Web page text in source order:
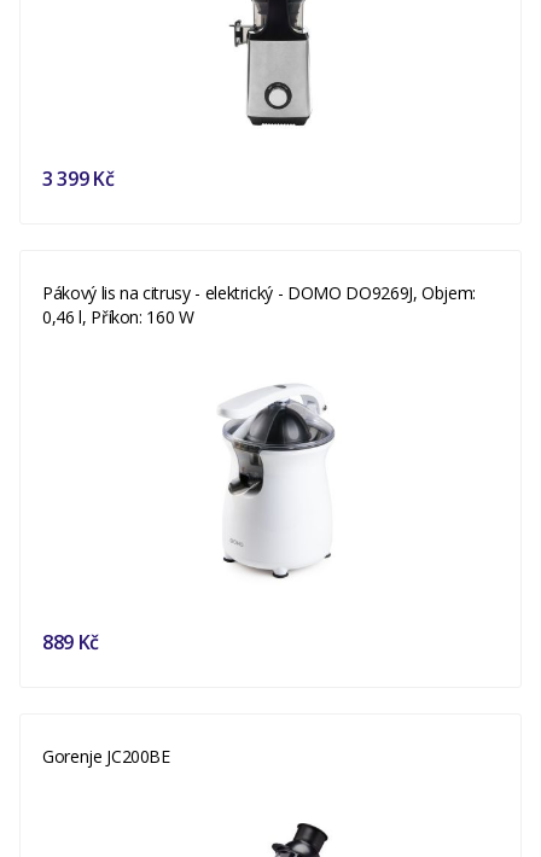
3 399 Kč
Pákový lis na citrusy - elektrický - DOMO DO9269J, Objem:
0,46 l, Příkon: 160 W
889 Kč
Gorenje JC200BE